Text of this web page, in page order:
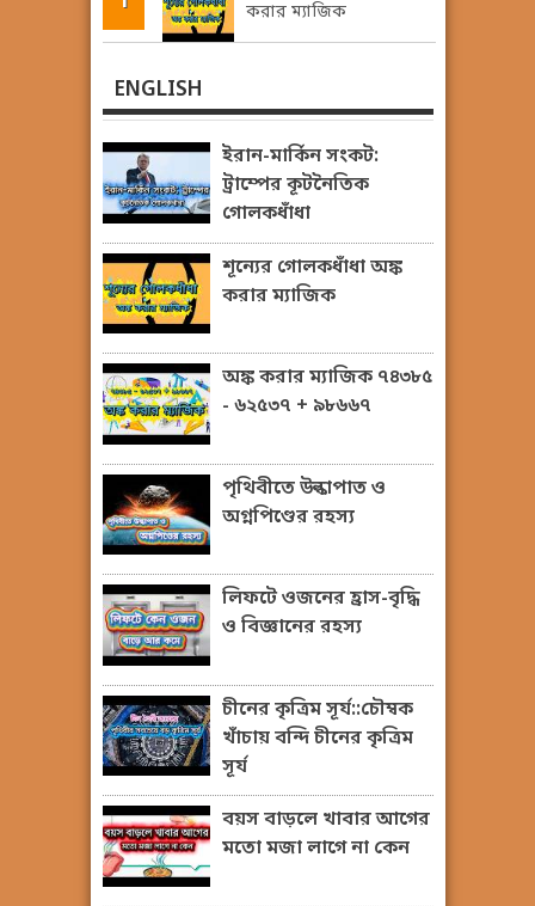
করার ম্যাজিক
ENGLISH
ইরান-মার্কিন সংকট:
ট্রাম্পের কূটনৈতিক
গোলকধাঁধা
শূন্যের গোলকধাঁধা অঙ্ক
করার ম্যাজিক
অঙ্ক করার ম্যাজিক ৭৪৩৮৫
- ৬২৫৩৭ + ৯৮৬৬৭
পৃথিবীতে উল্কাপাত ও
অগ্নপিণ্ডের রহস্য
লিফটে ওজনের হ্রাস-বৃদ্ধি
ও বিজ্ঞানের রহস্য
চীনের কৃত্রিম সূর্য::চৌম্বক
খাঁচায় বন্দি চীনের কৃত্রিম
সূর্য
বয়স বাড়লে খাবার আগের
মতো মজা লাগে না কেন